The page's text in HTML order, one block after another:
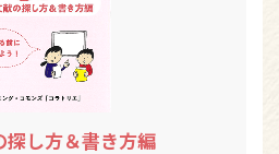
探し方＆書き方編